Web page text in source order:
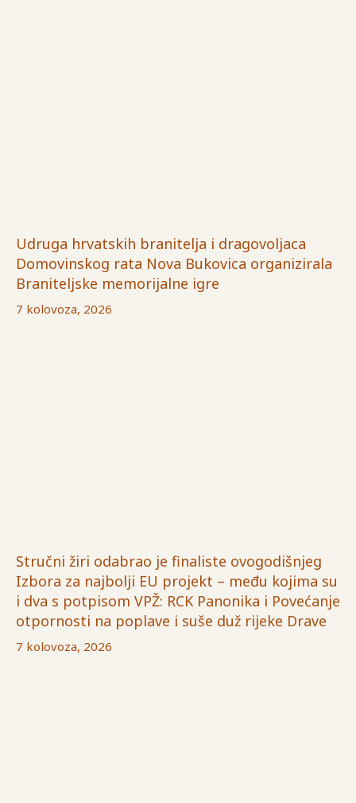
Udruga hrvatskih branitelja i dragovoljaca
Domovinskog rata Nova Bukovica organizirala
Braniteljske memorijalne igre
7 kolovoza, 2026
Stručni žiri odabrao je finaliste ovogodišnjeg
Izbora za najbolji EU projekt – među kojima su
i dva s potpisom VPŽ: RCK Panonika i Povećanje
otpornosti na poplave i suše duž rijeke Drave
7 kolovoza, 2026